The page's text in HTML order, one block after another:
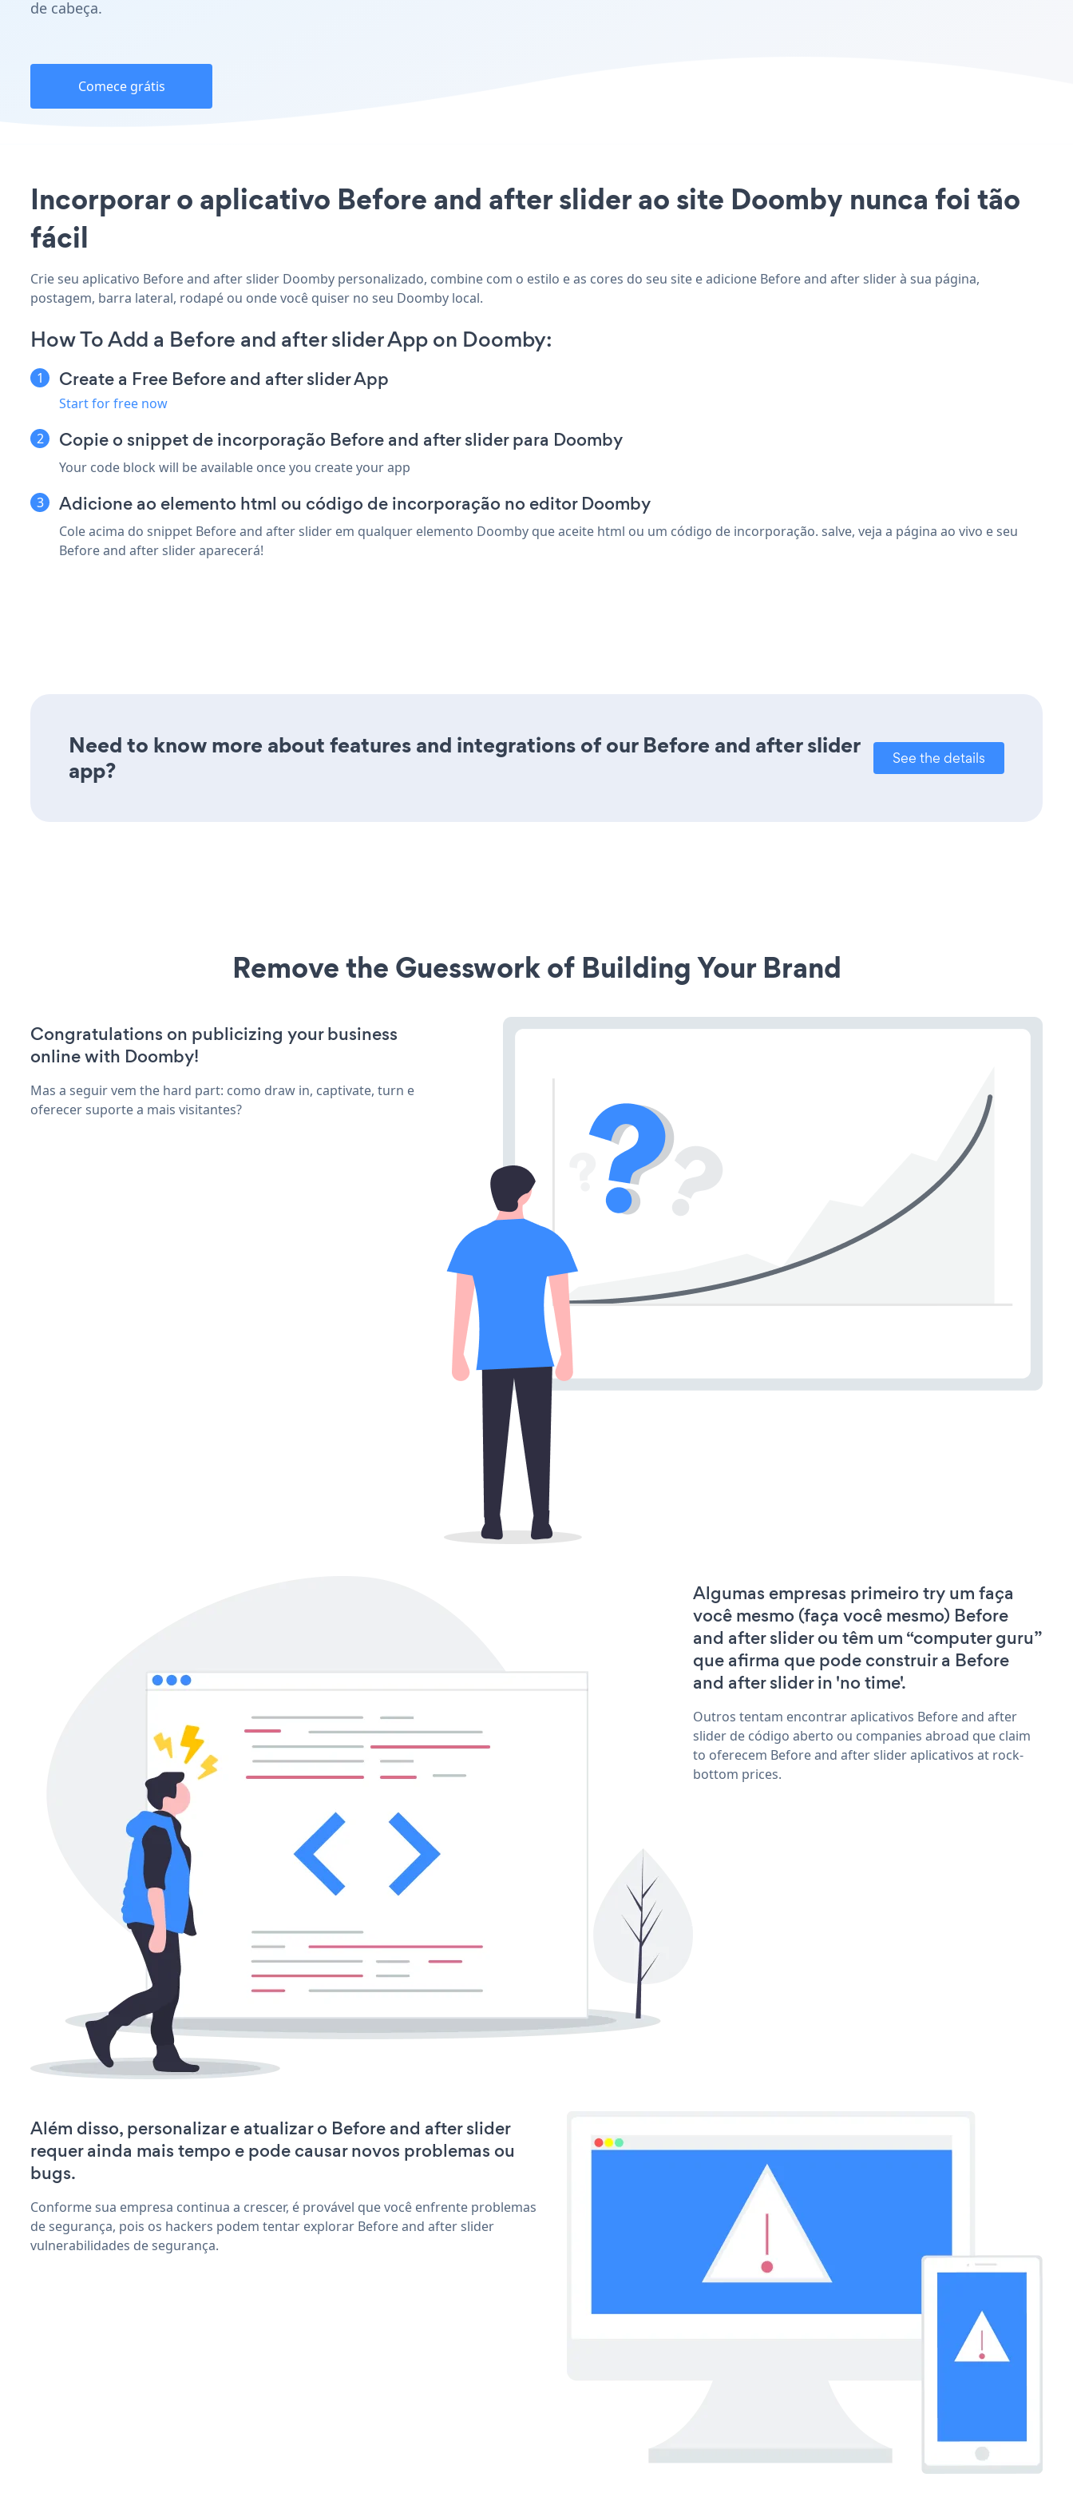
de cabeça.
Comece grátis
Incorporar o aplicativo Before and after slider ao site Doomby nunca foi tão
fácil
Crie seu aplicativo Before and after slider Doomby personalizado, combine com o estilo e as cores do seu site e adicione Before and after slider à sua página,
postagem, barra lateral, rodapé ou onde você quiser no seu Doomby local.
How To Add a Before and after slider App on Doomby:
Create a Free Before and after slider App
Start for free now
Copie o snippet de incorporação Before and after slider para Doomby
Your code block will be available once you create your app
Adicione ao elemento html ou código de incorporação no editor Doomby
Cole acima do snippet Before and after slider em qualquer elemento Doomby que aceite html ou um código de incorporação. salve, veja a página ao vivo e seu
Before and after slider aparecerá!
Need to know more about features and integrations of our Before and after slider
app?
See the details
Remove the Guesswork of Building Your Brand
Congratulations on publicizing your business
online with Doomby!
Mas a seguir vem the hard part: como draw in, captivate, turn e
oferecer suporte a mais visitantes?
Algumas empresas primeiro try um faça
você mesmo (faça você mesmo) Before
and after slider ou têm um “computer guru”
que afirma que pode construir a Before
and after slider in 'no time'.
Outros tentam encontrar aplicativos Before and after
slider de código aberto ou companies abroad que claim
to oferecem Before and after slider aplicativos at rock-
bottom prices.
Além disso, personalizar e atualizar o Before and after slider
requer ainda mais tempo e pode causar novos problemas ou
bugs.
Conforme sua empresa continua a crescer, é provável que você enfrente problemas
de segurança, pois os hackers podem tentar explorar Before and after slider
vulnerabilidades de segurança.